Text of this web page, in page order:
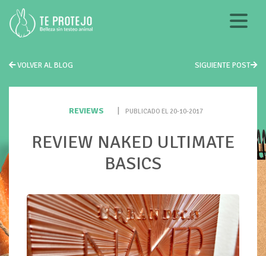
VOLVER AL BLOG SIGUIENTE POST
REVIEWS PUBLICADO EL 20-10-2017
REVIEW NAKED ULTIMATE
BASICS